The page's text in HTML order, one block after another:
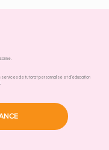
services de tutorat personnalisé et d’éducation